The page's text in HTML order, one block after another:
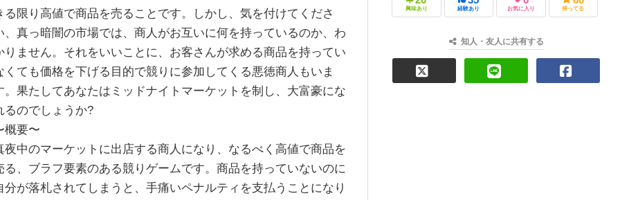
る限り高値で商品を売ることです。しかし、気を付けてくださ
、真っ暗闇の市場では、商人がお互いに何を持っているのか、わ
りません。それをいいことに、お客さんが求める商品を持ってい
くても価格を下げる目的で競りに参加してくる悪徳商人もいま
。果たしてあなたはミッドナイトマーケットを制し、大富豪にな
るのでしょうか?
概要〜
夜中のマーケットに出店する商人になり、なるべく高値で商品を
る、ブラフ要素のある競りゲームです。商品を持っていないのに
分が落札されてしまうと、手痛いペナルティを支払うことになり
興味あり 経験あり お気に入り 持ってる
知人・友人に共有する